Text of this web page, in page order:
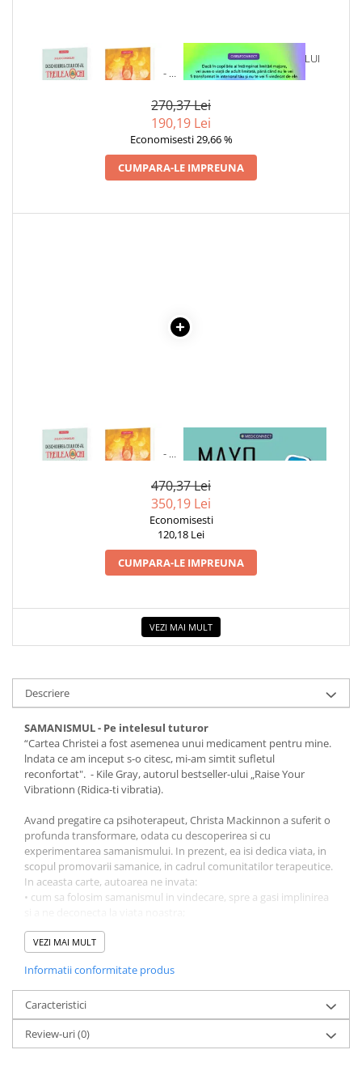
1 x PACHET SPECIAL
DEZVOLTARE SPIRITUALA - 4
1 x VINDECAREA COPILULUI
INTERIOR
270,37 Lei
190,19 Lei
Economisesti 29,66 %
CUMPARA-LE IMPREUNA
1 x PACHET SPECIAL
DEZVOLTARE SPIRITUALA - 4
1 x MAYO CLINIC. CARTEA
ESENTIALA DESPRE DIABETUL
470,37 Lei
350,19 Lei
Economisesti
120,18 Lei
CUMPARA-LE IMPREUNA
VEZI MAI MULT
Descriere
SAMANISMUL - Pe intelesul tuturor
“Cartea Christei a fost asemenea unui medicament pentru mine.
lndata ce am inceput s-o citesc, mi-am simtit sufletul
reconfortat". - Kile Gray, autorul bestseller-ului „Raise Your
Vibrationn (Ridica-ti vibratia).
Avand pregatire ca psihoterapeut, Christa Mackinnon a suferit o
profunda transformare, odata cu descoperirea si cu
experimentarea samanismului. In prezent, ea isi dedica viata, in
scopul promovarii samanice, in cadrul comunitatilor terapeutice.
In aceasta carte, autoarea ne invata:
• cum sa folosim samanismul in vindecare, spre a gasi implinirea
• cum sa initiem calatorii transformatoare pentru vindecare si
pentru dezvoltare spirituala;
libertate;
• cum sa construim un altar, sa cream un spatiu sacru pentru a
putea sa conducem ceremonii;
• cum sa ne conectam cu spiritele ajutatoare si cu stramosii
nostri.
VEZI MAI MULT
Informatii conformitate produs
Caracteristici
Review-uri(0)